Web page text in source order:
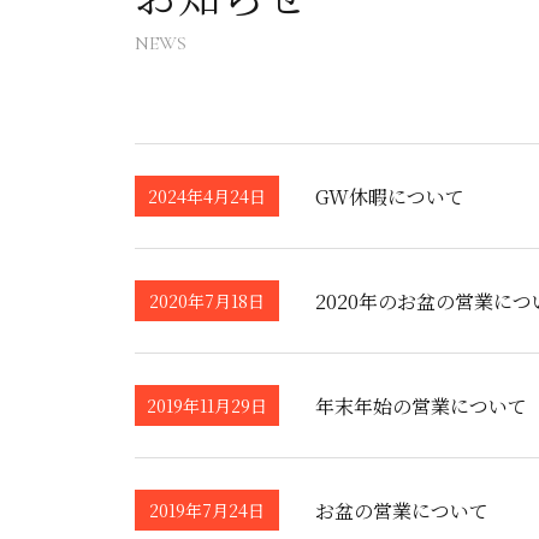
NEWS
2024年4月24日 GW休暇について
2020年7月18日 2020年のお盆の営業につ
2019年11月29日 年末年始の営業について
2019年7月24日 お盆の営業について